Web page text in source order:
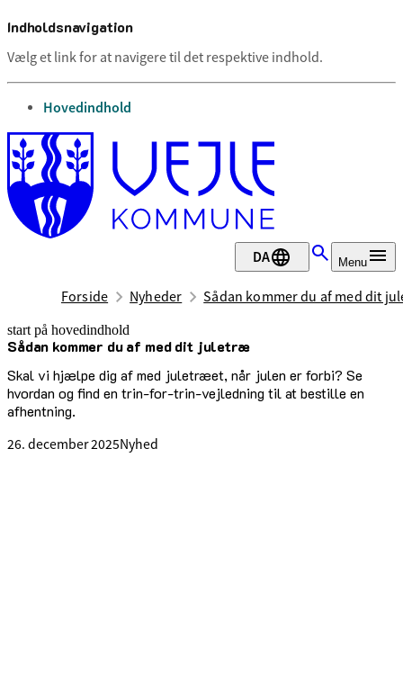
Indholdsnavigation
Vælg et link for at navigere til det respektive indhold.
gå til
Hovedindhold
DA Menu
Forside Nyheder Sådan kommer du af med dit
start på hovedindhold
Sådan kommer du af med dit juletræ
Skal vi hjælpe dig af med juletræet, når julen er forbi? Se
hvordan og find en trin-for-trin-vejledning til at bestille en
afhentning.
26. december 2025Nyhed
senest opdateret 26. december 2025